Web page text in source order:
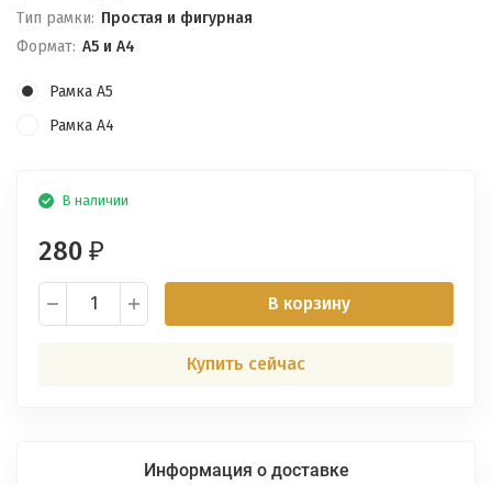
Тип рамки: Простая и фигурная
Формат: А5 и А4
Рамка А5
Рамка А4
В наличии
280 ₽
В корзину
Купить сейчас
Информация о доставке